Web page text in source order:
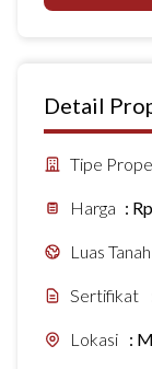
Detail
Tipe
Harga :
Luas Tanah
Sertifikat
Lokasi :